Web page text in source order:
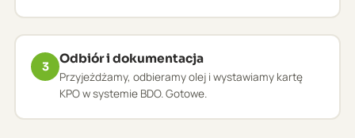
3
Odbiór i dokumentacja
Przyjeżdżamy, odbieramy olej i wystawiamy kartę
KPO w systemie BDO. Gotowe.